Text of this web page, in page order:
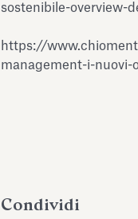
sostenibile-overview-
https://
management-i-nuovi-
Condividi